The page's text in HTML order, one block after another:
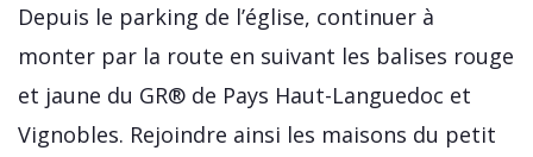
Depuis le parking de l’église, continuer à
monter par la route en suivant les balises rouge
et jaune du GR® de Pays Haut-Languedoc et
Vignobles. Rejoindre ainsi les maisons du petit